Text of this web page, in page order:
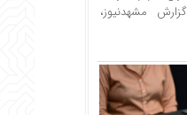
مشهدنیوز،